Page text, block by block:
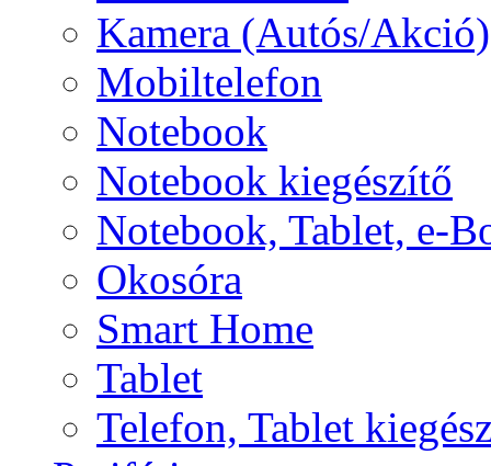
Kamera (Autós/Akció)
Mobiltelefon
Notebook
Notebook kiegészítő
Notebook, Tablet, e-
Okosóra
Smart Home
Tablet
Telefon, Tablet